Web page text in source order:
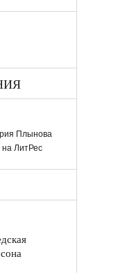
Плынова
ЛитРес